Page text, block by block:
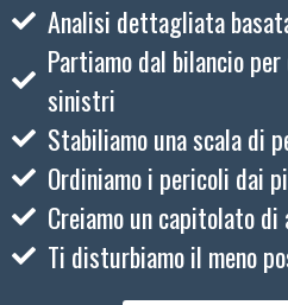
Analisi dettagliata
Partiamo dal bilancio
sinistri
Stabiliamo una scala di
Ordiniamo i pericoli dai
Creiamo un capitolato
Ti disturbiamo il meno